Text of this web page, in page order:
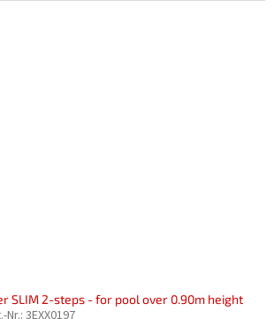
SLIM 2-steps - for pool over 0.90m height
Nr.:3EXX0197